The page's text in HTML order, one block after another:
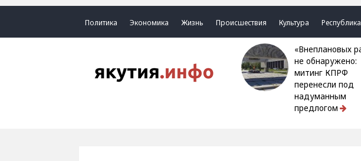
Политика Экономика Жизнь Происшествия Культура Республика
«Внеплановых работ»
не обнаружено:
митинг КПРФ
перенесли под
надуманным
предлогом